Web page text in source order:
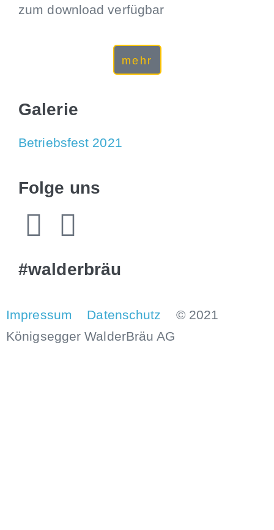
zum download verfügbar
mehr
Galerie
Betriebsfest 2021
Folge uns
#walderbräu
Impressum Datenschutz © 2021
Königsegger WalderBräu AG